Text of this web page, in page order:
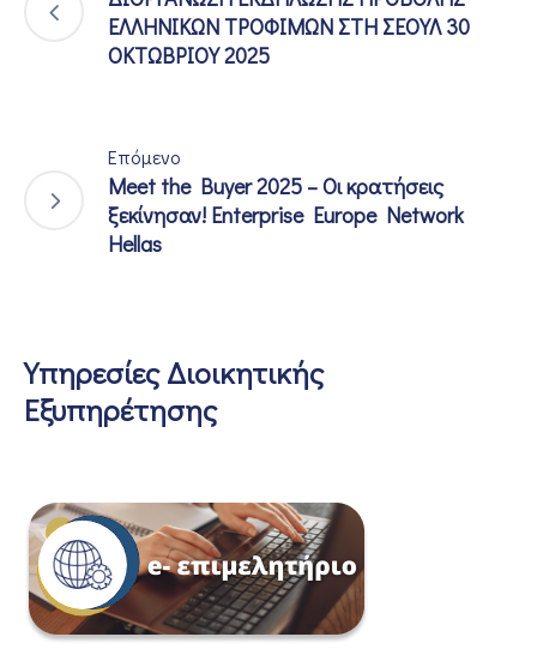
ΕΛΛΗΝΙΚΩΝ ΤΡΟΦΙΜΩΝ ΣΤΗ ΣΕΟΥΛ 30
ΟΚΤΩΒΡΙΟΥ 2025
Επόμενο
Meet the Buyer 2025 – Οι κρατήσεις
ξεκίνησαν! Enterprise Europe Network
Hellas
Υπηρεσίες Διοικητικής
Εξυπηρέτησης